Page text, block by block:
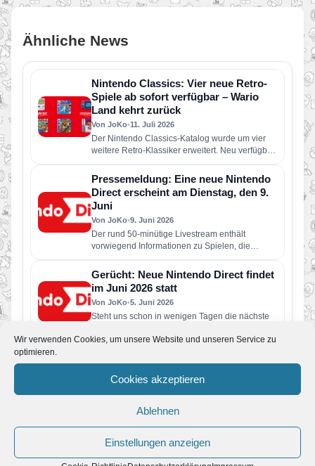
Wir verwenden Cookies, um unsere Website und unseren Service zu
optimieren.
Cookies akzeptieren
Ablehnen
Einstellungen anzeigen
Ähnliche News
Nintendo Classics: Vier neue Retro-
Spiele ab sofort verfügbar – Wario
Land kehrt zurück
Von JoKo•11. Juli 2026
Der Nintendo Classics-Katalog wurde um vier
weitere Retro-Klassiker erweitert. Neu verfügbar
sind die folgenden Spiele: Wario Land: Super…
Pressemeldung: Eine neue Nintendo
Direct erscheint am Dienstag, den 9.
Juni
Von JoKo•9. Juni 2026
Der rund 50-minütige Livestream enthält
vorwiegend Informationen zu Spielen, die
dieses Jahr für Nintendo Switch 2 und Nintendo
Switch erscheinen…
Gerücht: Neue Nintendo Direct findet
im Juni 2026 statt
Von JoKo•5. Juni 2026
Steht uns schon in wenigen Tagen die nächste
Berichten soll Nintendo bereits…
Von JoKo•8. April 2026
Jahren aus dem kollektiven Gedächtnis. Super